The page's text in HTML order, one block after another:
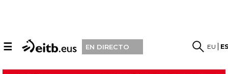
☰ EN DIRECTO EU